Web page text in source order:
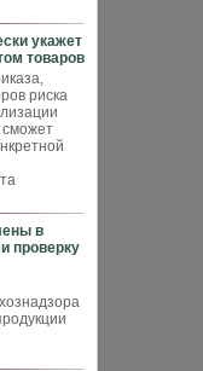
укажет
товаров
риска
сможет
в
проверку